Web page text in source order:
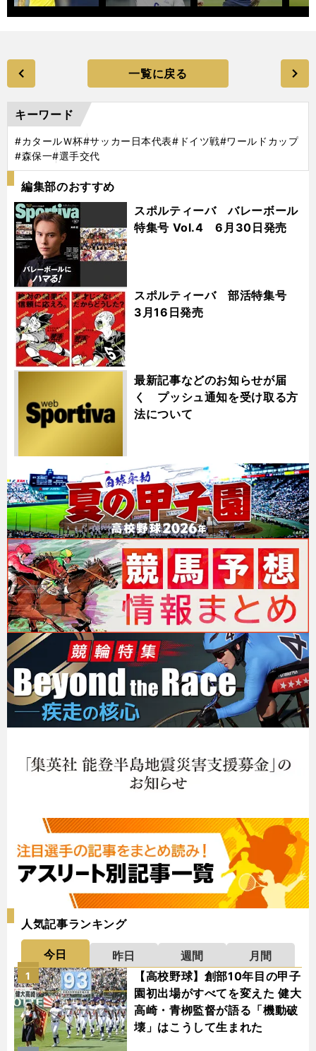
一覧に戻る
キーワード
#カタールＷ杯#サッカー日本代表#ドイツ戦#ワールドカップ
#森保一#選手交代
編集部のおすすめ
スポルティーバ バレーボール
特集号 Vol.4 6月30日発売
スポルティーバ 部活特集号
3月16日発売
最新記事などのお知らせが届
く プッシュ通知を受け取る方
法について
人気記事ランキング
今日 昨日 週間
月間
【高校野球】創部10年目の甲子
園初出場がすべてを変えた 健大
高崎・青栁監督が語る「機動破
壊」はこうして生まれた
1